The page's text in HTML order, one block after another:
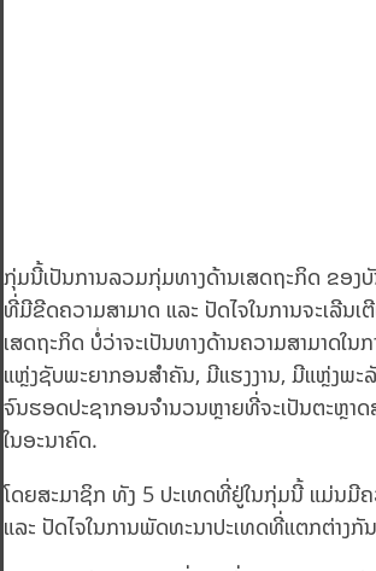
ກຸ່ມນີ້ເປັນການລວມກຸ່ມທາງດ້ານເສດຖະກິດ ຂອງ
ທີ່ມີຂີດຄວາມສາມາດ ແລະ ປັດໄຈໃນການຈະເລີນເ
ເສດຖະກິດ ບໍ່ວ່າຈະເປັນທາງດ້ານຄວາມສາມາດໃນ
ແຫຼ່ງຊັບພະຍາກອນສຳຄັນ, ມີແຮງງານ, ມີແຫຼ່ງພະ
ຈົນຮອດປະຊາກອນຈຳນວນຫຼາຍທີ່ຈະເປັນຕະຫຼາດ
ໃນອະນາຄົດ.
ໂດຍສະມາຊິກ ທັງ 5 ປະເທດທີ່ຢູ່ໃນກຸ່ມນີ້ ແມ່ນມີຄ
ແລະ ປັດໄຈໃນການພັດທະນາປະເທດທີ່ແຕກຕ່າງກັ